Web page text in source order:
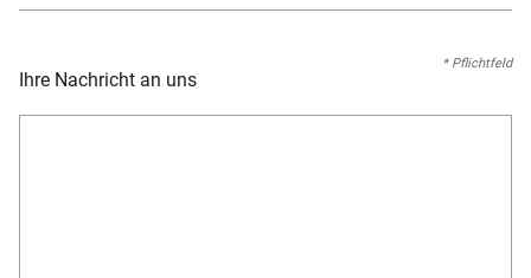
* Pflichtfeld
Ihre Nachricht an uns